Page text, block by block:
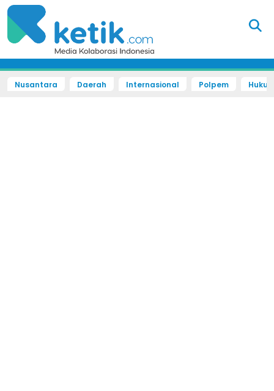
Nusantara Daerah Internasional Polpem